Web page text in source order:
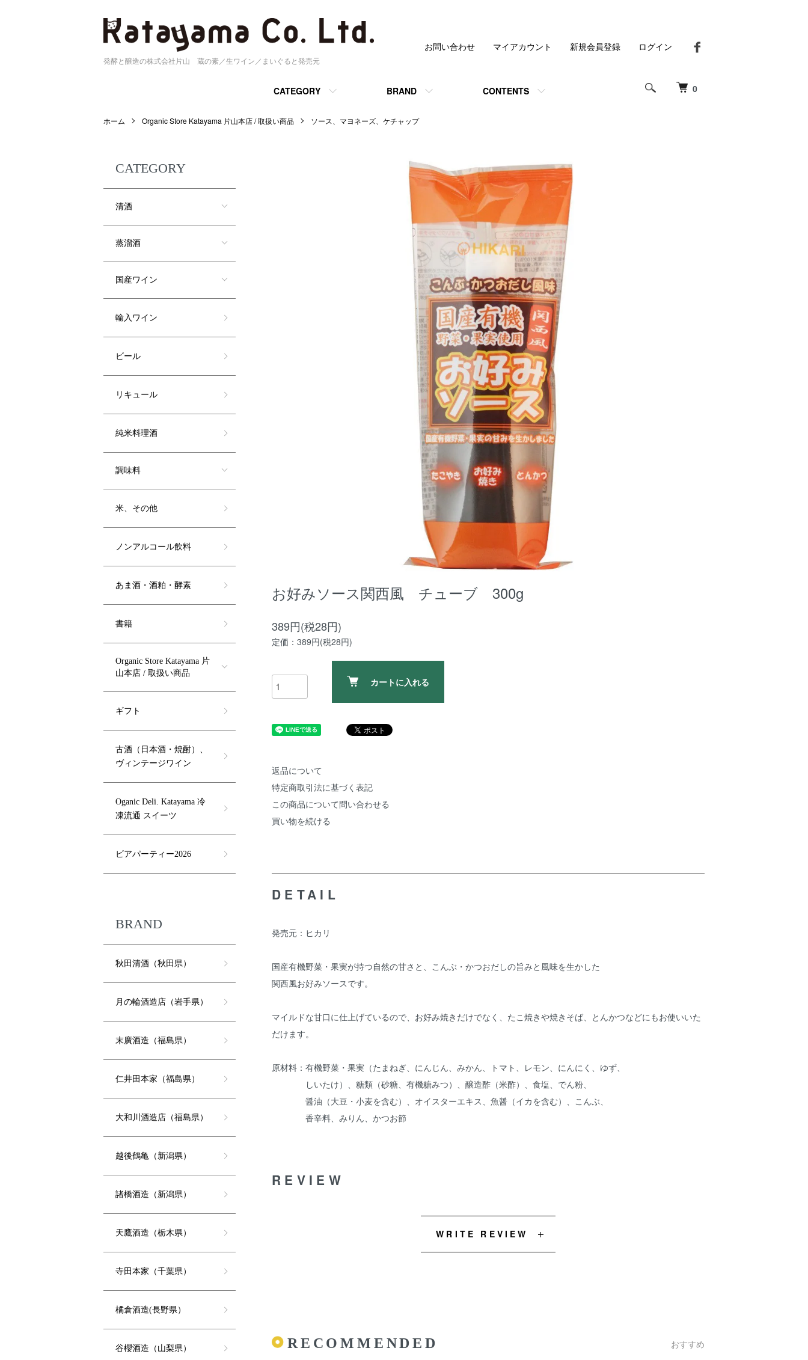
発酵と醸造の株式会社片山 蔵の素／生ワイン／まいぐると発売元
0
CATEGORY BRAND CONTENTS
お問い合わせ マイアカウント 新規会員登録 ログイン
ホーム Organic Store Katayama 片山本店 / 取扱い商品 ソース、マヨネーズ、ケチャップ
お好みソース関西風 チューブ 300g
389円(税28円)
定価：389円(税28円)
カートに入れる
返品について
特定商取引法に基づく表記
この商品について問い合わせる
買い物を続ける
DETAIL
発売元：ヒカリ
国産有機野菜・果実が持つ自然の甘さと、こんぶ・かつおだしの旨みと風味を生かした
関西風お好みソースです。
マイルドな甘口に仕上げているので、お好み焼きだけでなく、たこ焼きや焼きそば、とんかつなどにもお使いいた
だけます。
原材料：有機野菜・果実（たまねぎ、にんじん、みかん、トマト、レモン、にんにく、ゆず、
しいたけ）、糖類（砂糖、有機糖みつ）、醸造酢（米酢）、食塩、でん粉、
醤油（大豆・小麦を含む）、オイスターエキス、魚醤（イカを含む）、こんぶ、
香辛料、みりん、かつお節
REVIEW
WRITE REVIEW
RECOMMENDED おすすめ
CATEGORY
清酒
蒸溜酒
国産ワイン
輸入ワイン
ビール
リキュール
純米料理酒
調味料
米、その他
ノンアルコール飲料
あま酒・酒粕・酵素
書籍
Organic Store Katayama 片
山本店 / 取扱い商品
ギフト
古酒（日本酒・焼酎）、
ヴィンテージワイン
Oganic Deli. Katayama 冷
凍流通 スイーツ
ビアパーティー2026
BRAND
秋田清酒（秋田県）
月の輪酒造店（岩手県）
末廣酒造（福島県）
仁井田本家（福島県）
大和川酒造店（福島県）
越後鶴亀（新潟県）
諸橋酒造（新潟県）
天鷹酒造（栃木県）
寺田本家（千葉県）
橘倉酒造(長野県）
谷櫻酒造（山梨県）